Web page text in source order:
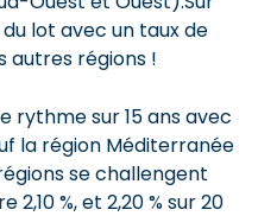
lot avec un taux de
autres régions !
rythme sur 15 ans avec
la région Méditerranée
se challengent
%, et 2,20 % sur 20